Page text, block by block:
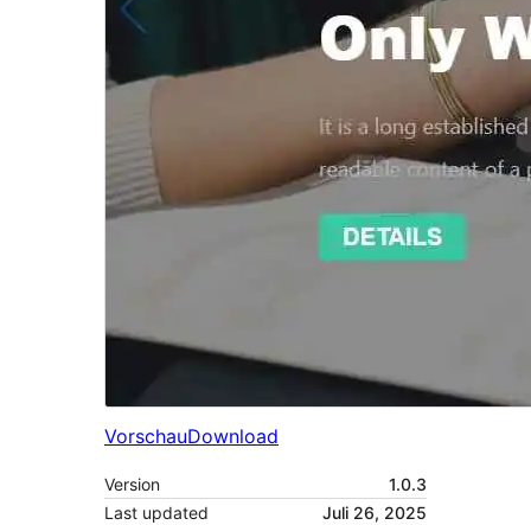
VorschauDownload
Version
1.0.3
Last updated
Juli 26, 2025